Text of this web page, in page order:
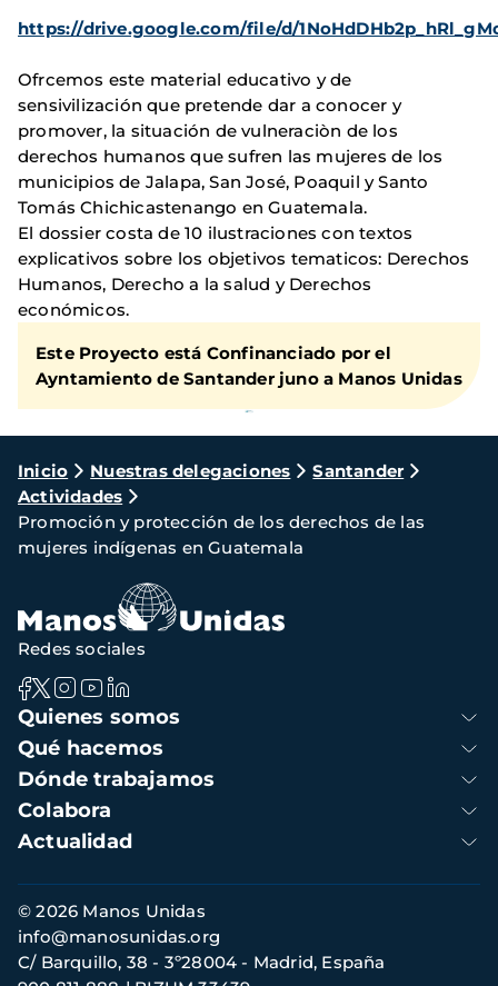
https://drive.google.com/file/d/
Ofrcemos este material educativo y de
sensivilización que pretende dar a conocer y
promover, la situación de vulneraciòn de los
derechos humanos que sufren las mujeres de los
municipios de Jalapa, San José, Poaquil y Santo
Tomás Chichicastenango en Guatemala.
El dossier costa de 10 ilustraciones con textos
explicativos sobre los objetivos tematicos: Derechos
Humanos, Derecho a la salud y Derechos
económicos.
Este Proyecto está Confinanciado por el
Ayntamiento de Santander juno a Manos Unidas
Ruta
de
navegación
Inicio Nuestras delegaciones
Santander
Actividades
Promoción y protección de los derechos de las
mujeres indígenas en Guatemala
Navegación
principal
Quienes somos
Qué hacemos
Dónde trabajamos
Colabora
Actualidad
Redes sociales
Información
de
contacto
© 2026 Manos Unidas
C/ Barquillo, 38 - 3º28004 - Madrid, España
info@manosunidas.org